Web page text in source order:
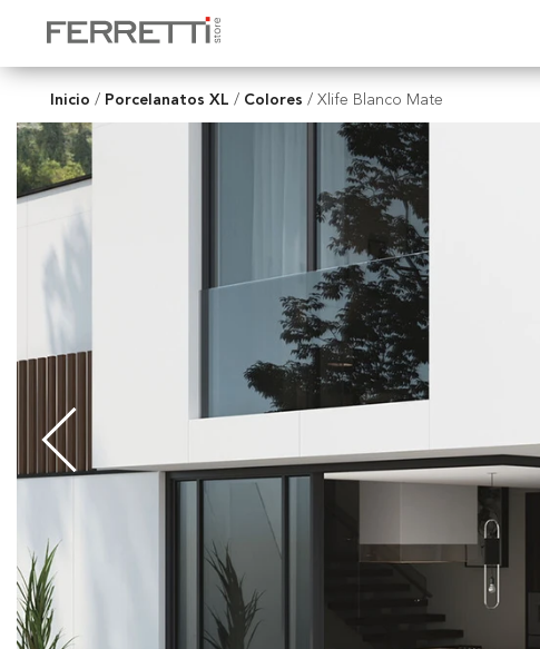
Inicio / Porcelanatos XL / Colores / Xlife Blanco Mate